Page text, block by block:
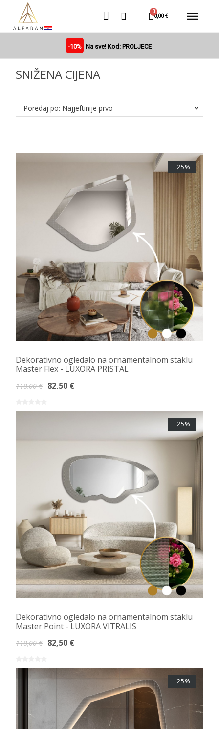
0,00 €
-10% Na sve! Kod: PROLJECE
SNIŽENA CIJENA
Poredaj po: Najjeftinije prvo
Dekorativno ogledalo na ornamentalnom staklu
Master Flex - LUXORA PRISTAL
110,00 € 82,50 €
−25%
Dekorativno ogledalo na ornamentalnom staklu
Master Point - LUXORA VITRALIS
110,00 € 82,50 €
−25%
−25%